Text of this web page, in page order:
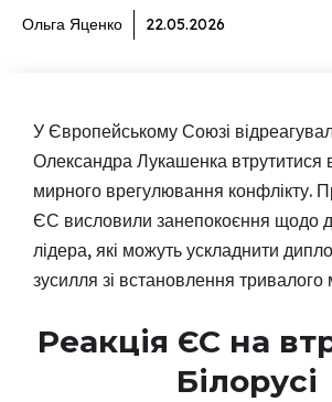
Ольга Яценко 22.05.2026
У Європейському Союзі
Олександра Лукашенка втрутитися
мирного врегулювання конфлікту.
ЄС висловили занепокоєння щодо
лідера, які можуть ускладнити
зусилля зі встановлення тривалого
Реакція ЄС на
Білорусі